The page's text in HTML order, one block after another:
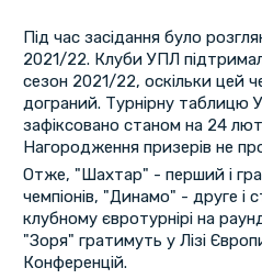
Під час засідання було
2021/22. Клуби УПЛ
сезон 2021/22, оскільки цей
дограний. Турнірну таблицю
зафіксовано станом на 24
Нагородження призерів не
Отже, "Шахтар" - перший і
чемпіонів, "Динамо" - друге і
клубному євротурнірі на
"Зоря" гратимуть у Лізі
Конференцій.